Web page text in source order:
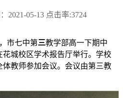
2021-05-13 点击率:3724
市七中第三教学部高一下期中
花城校区学术报告厅举行。学校
体教师参加会议。会议由第三教